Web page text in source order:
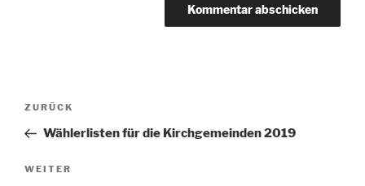
Beitragsnavigation
Vorheriger
Beitrag
ZURÜCK
Wählerlisten für die Kirchgemeinden 2019
Nächster
WEITER